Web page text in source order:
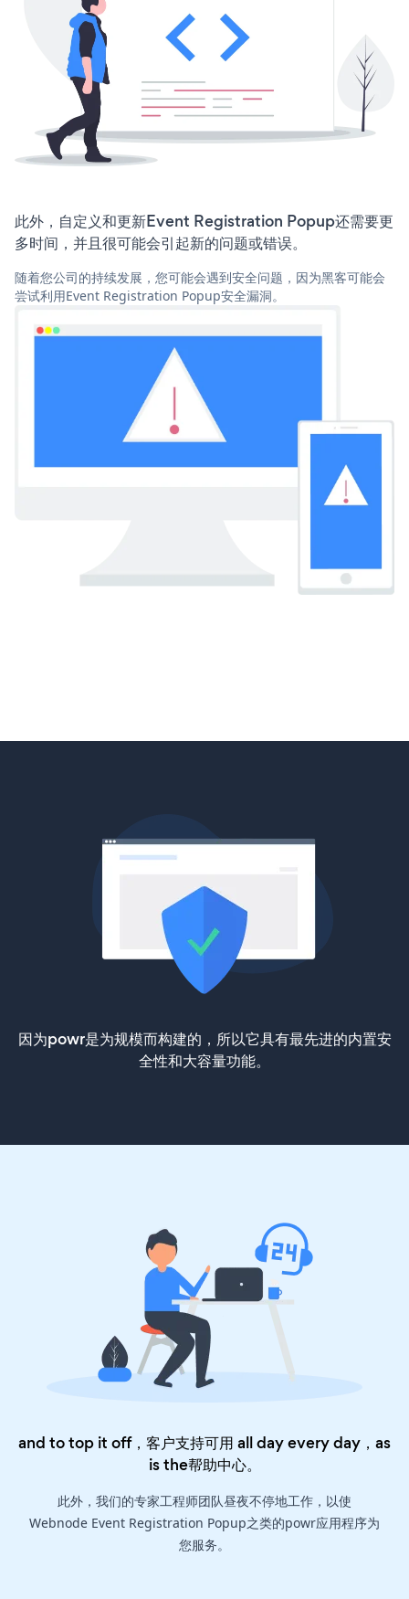
此外，自定义和更新Event Registration Popup还需要更
多时间，并且很可能会引起新的问题或错误。
随着您公司的持续发展，您可能会遇到安全问题，因为黑客可能会
尝试利用Event Registration Popup安全漏洞。
因为powr是为规模而构建的，所以它具有最先进的内置安
全性和大容量功能。
and to top it off，客户支持可用 all day every day，as
is the帮助中心。
此外，我们的专家工程师团队昼夜不停地工作，以使
Webnode Event Registration Popup之类的powr应用程序为
您服务。